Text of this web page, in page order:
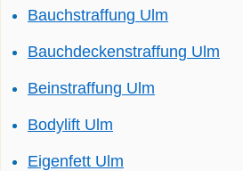
Bauchstraffung Ulm
Bauchdeckenstraffung Ulm
Beinstraffung Ulm
Bodylift Ulm
Eigenfett Ulm